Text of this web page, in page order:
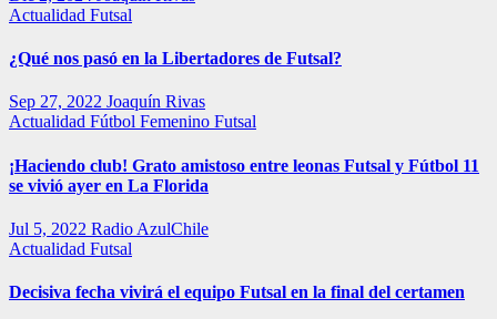
Actualidad Futsal
¿Qué nos pasó en la Libertadores de Futsal?
Sep 27, 2022 Joaquín Rivas
Actualidad Fútbol Femenino Futsal
¡Haciendo club! Grato amistoso entre leonas Futsal y Fútbol 11
se vivió ayer en La Florida
Jul 5, 2022 Radio AzulChile
Actualidad Futsal
Decisiva fecha vivirá el equipo Futsal en la final del certamen